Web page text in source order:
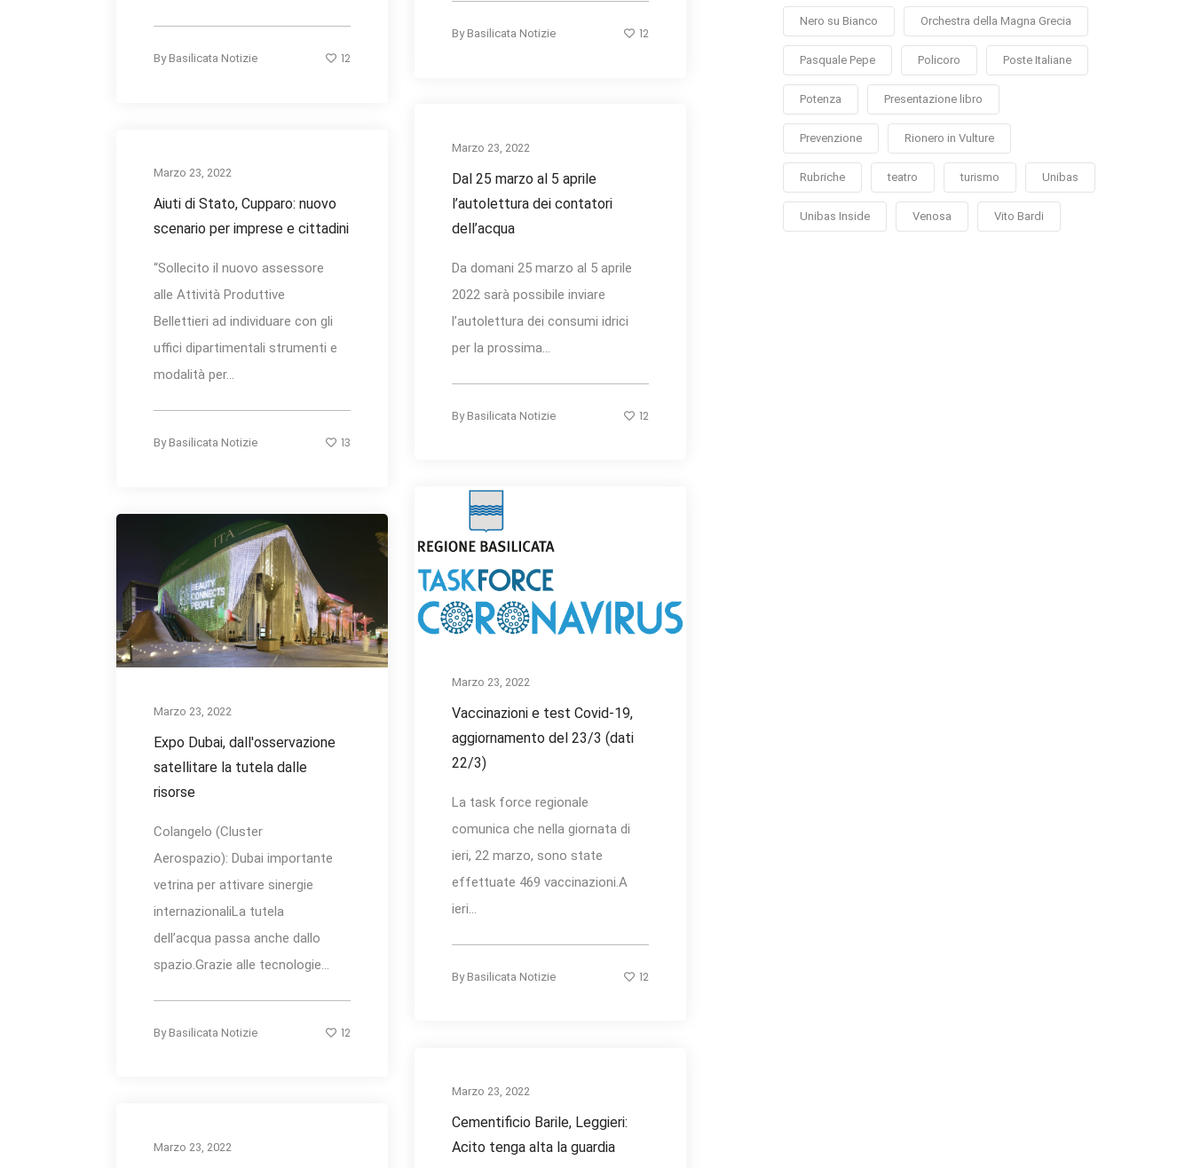
By Basilicata Notizie 12
By Basilicata Notizie 12
Marzo 23, 2022
Dal 25 marzo al 5 aprile
l’autolettura dei contatori
dell’acqua
Da domani 25 marzo al 5 aprile
2022 sarà possibile inviare
l’autolettura dei consumi idrici
per la prossima...
By Basilicata Notizie 12
Marzo 23, 2022
Aiuti di Stato, Cupparo: nuovo
scenario per imprese e cittadini
“Sollecito il nuovo assessore
alle Attività Produttive
Bellettieri ad individuare con gli
uffici dipartimentali strumenti e
modalità per...
By Basilicata Notizie 13
Marzo 23, 2022
Vaccinazioni e test Covid-19,
aggiornamento del 23/3 (dati
22/3)
La task force regionale
comunica che nella giornata di
ieri, 22 marzo, sono state
effettuate 469 vaccinazioni.A
ieri...
By Basilicata Notizie 12
Marzo 23, 2022
Expo Dubai, dall'osservazione
satellitare la tutela dalle
risorse
Colangelo (Cluster
Aerospazio): Dubai importante
vetrina per attivare sinergie
internazionaliLa tutela
dell’acqua passa anche dallo
spazio.Grazie alle tecnologie...
By Basilicata Notizie 12
Marzo 23, 2022
Cementificio Barile, Leggieri:
Acito tenga alta la guardia
Marzo 23, 2022
Nero su Bianco Orchestra della Magna Grecia
Pasquale Pepe Policoro Poste Italiane
Potenza Presentazione libro
Prevenzione Rionero in Vulture
Rubriche teatro turismo Unibas
Unibas Inside Venosa Vito Bardi